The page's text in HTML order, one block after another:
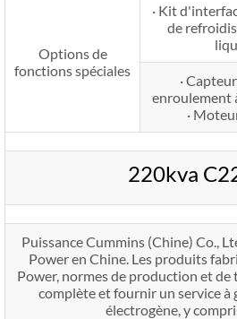
Options de
fonctions spéciales
· Kit
de
·
enroulement
·
220kva
Puissance Cummins (Chine) Co.,
Power en Chine. Les produits
Power, normes de production et
complète et fournir un service
électrogène, y